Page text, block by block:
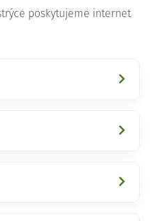
poskytujeme internet